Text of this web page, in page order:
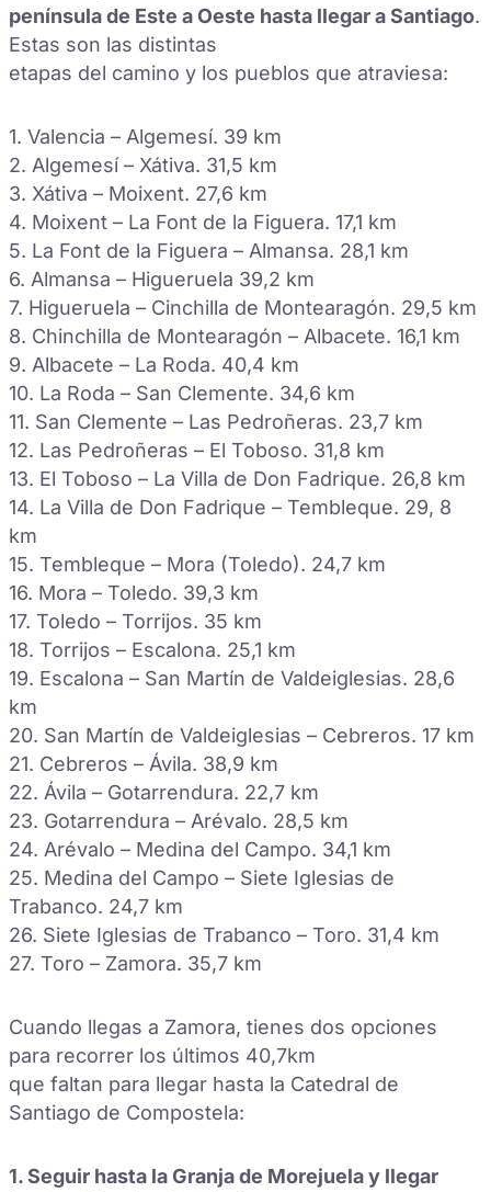
península de Este a Oeste hasta llegar a Santiago.
Estas son las distintas
etapas del camino y los pueblos que atraviesa:
1. Valencia – Algemesí. 39 km
2. Algemesí – Xátiva. 31,5 km
3. Xátiva – Moixent. 27,6 km
4. Moixent – La Font de la Figuera. 17,1 km
5. La Font de la Figuera – Almansa. 28,1 km
6. Almansa – Higueruela 39,2 km
7. Higueruela – Cinchilla de Montearagón. 29,5 km
8. Chinchilla de Montearagón – Albacete. 16,1 km
9. Albacete – La Roda. 40,4 km
10. La Roda – San Clemente. 34,6 km
11. San Clemente – Las Pedroñeras. 23,7 km
12. Las Pedroñeras – El Toboso. 31,8 km
13. El Toboso – La Villa de Don Fadrique. 26,8 km
14. La Villa de Don Fadrique – Tembleque. 29, 8
km
15. Tembleque – Mora (Toledo). 24,7 km
16. Mora – Toledo. 39,3 km
17. Toledo – Torrijos. 35 km
18. Torrijos – Escalona. 25,1 km
19. Escalona – San Martín de Valdeiglesias. 28,6
km
20. San Martín de Valdeiglesias – Cebreros. 17 km
21. Cebreros – Ávila. 38,9 km
22. Ávila – Gotarrendura. 22,7 km
23. Gotarrendura – Arévalo. 28,5 km
24. Arévalo – Medina del Campo. 34,1 km
25. Medina del Campo – Siete Iglesias de
Trabanco. 24,7 km
26. Siete Iglesias de Trabanco – Toro. 31,4 km
27. Toro – Zamora. 35,7 km
Cuando llegas a Zamora, tienes dos opciones
para recorrer los últimos 40,7km
que faltan para llegar hasta la Catedral de
Santiago de Compostela:
1. Seguir hasta la Granja de Morejuela y llegar